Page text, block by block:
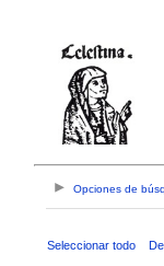
Opciones de
Seleccionar todo